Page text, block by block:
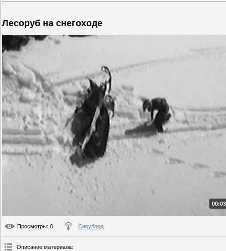
Лесоруб на снегоходе
Просмотры: 0 Сноуборд
Описание материала: